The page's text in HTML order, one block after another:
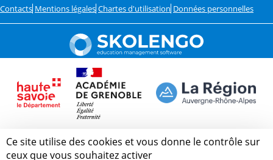
Contacts Mentions légales Chartes d'utilisation Données personnelles
Ce site utilise des cookies et vous donne le contrôle sur
ceux que vous souhaitez activer